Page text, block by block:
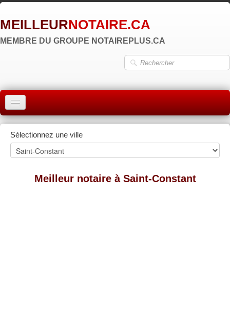
MEILLEURNOTAIRE.CA
MEMBRE DU GROUPE NOTAIREPLUS.CA
ACCUEIL
MONTRÉAL
QUÉBEC
Sélectionnez une ville
Meilleur notaire à Saint-Constant